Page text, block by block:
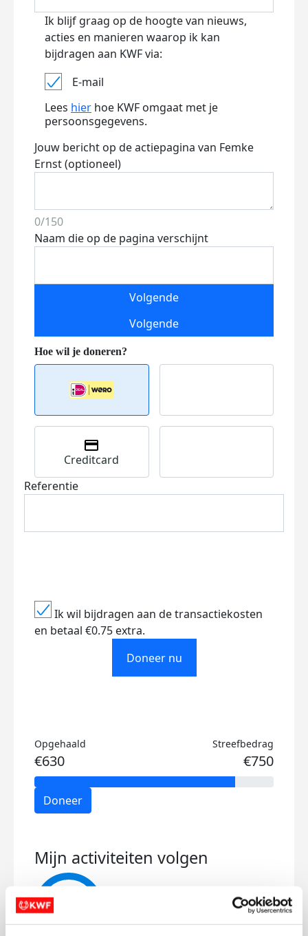
Ik blijf graag op de hoogte van nieuws,
acties en manieren waarop ik kan
bijdragen aan KWF via:
E-mail
Lees hier hoe KWF omgaat met je
persoonsgegevens.
Jouw bericht op de actiepagina van Femke
Ernst (optioneel)
0/150
Naam die op de pagina verschijnt
Volgende
Volgende
Creditcard
Referentie
Ik wil bijdragen aan de transactiekosten
en betaal €0.75 extra.
Doneer nu
Opgehaald
€630
Streefbedrag
€750
Doneer
Mijn activiteiten volgen